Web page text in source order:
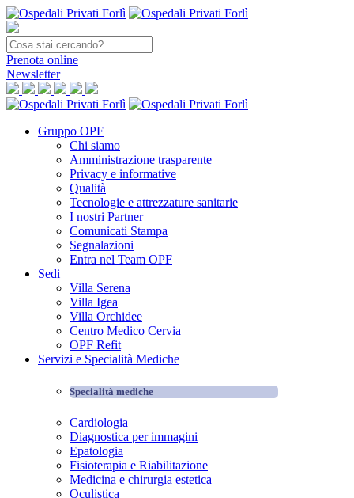
Prenota online
Newsletter
Gruppo OPF
Chi siamo
Amministrazione trasparente
Privacy e informative
Qualità
Tecnologie e attrezzature sanitarie
I nostri Partner
Comunicati Stampa
Segnalazioni
Entra nel Team OPF
Sedi
Villa Serena
Villa Igea
Villa Orchidee
Centro Medico Cervia
OPF Refit
Servizi e Specialità Mediche
Specialità mediche
Cardiologia
Diagnostica per immagini
Epatologia
Fisioterapia e Riabilitazione
Medicina e chirurgia estetica
Oculistica